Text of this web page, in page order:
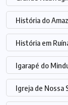
História do
História em
Igarapé do
Igreja de Nossa